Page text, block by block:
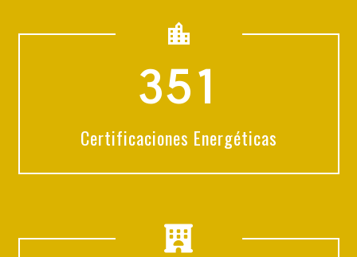
351
Certificaciones Energéticas